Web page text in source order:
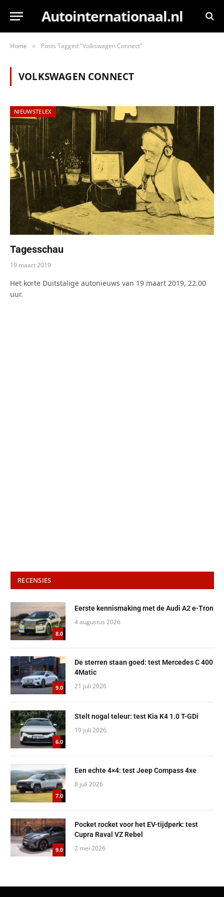
Autointernationaal.nl
Home » Posts Tagged "Volkswagen Connect"
VOLKSWAGEN CONNECT
NIEUWSTELEX
Tagesschau
19 maart 2019
Het korte Duitstalige autonieuws van 19 maart 2019, 22.00
uur.
RECENSIES
8.0
Eerste kennismaking met de Audi A2 e-Tron
4 augustus 2026
9.0
De sterren staan goed: test Mercedes C 400
4Matic
21 juli 2026
6.0
Stelt nogal teleur: test Kia K4 1.0 T-GDi
19 juli 2026
7.0
Een echte 4×4: test Jeep Compass 4xe
8 juli 2026
9.0
Pocket rocket voor het EV-tijdperk: test
Cupra Raval VZ Rebel
2 mei 2026